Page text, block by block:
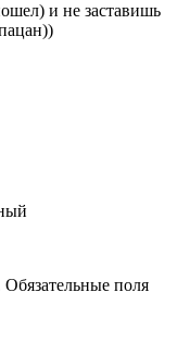
и не заставишь
Обязательные поля